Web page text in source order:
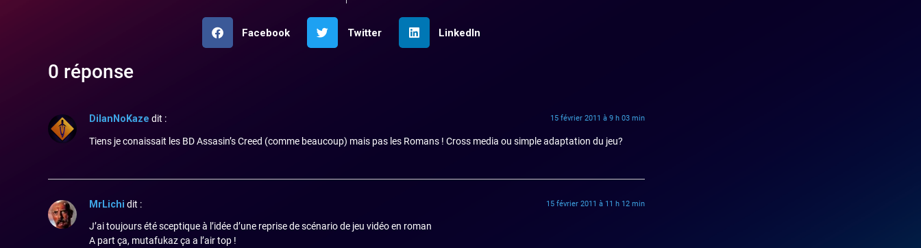
Facebook Twitter LinkedIn
0 réponse
DilanNoKaze dit : 15 février 2011 à 9 h 03 min
Tiens je conaissait les BD Assasin’s Creed (comme beaucoup) mais pas les Romans ! Cross media ou simple adaptation du jeu?
MrLichi dit : 15 février 2011 à 11 h 12 min
J’ai toujours été sceptique à l’idée d’une reprise de scénario de jeu vidéo en roman
A part ça, mutafukaz ça a l’air top !